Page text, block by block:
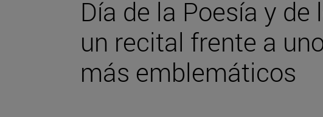
Día de la Poesía y
un recital frente a
más emblemáticos